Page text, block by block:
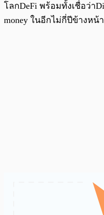
โลกDeFi พร้อมทั้งเชื่อว่า
money ในอีกไม่กี่ปีข้างหน้า